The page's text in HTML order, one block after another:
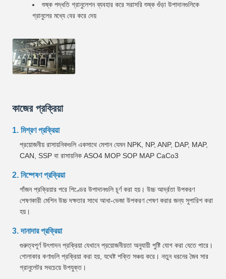
শুষ্ক পদ্ধতি গ্রানুলেশন ব্যবহার করে সরাসরি শুষ্ক গুঁড়া উপাদানগুলিকে
গ্রানুলের মধ্যে বের করে দেয়
কাজের প্রক্রিয়া
1. মিশ্রণ প্রক্রিয়া
প্রয়োজনীয় রাসায়নিকগুলি একসাথে মেশান যেমন NPK, NP, ANP, DAP, MAP,
CAN, SSP বা রাসায়নিক ASO4 MOP SOP MAP CaCo3
2. নিষ্পেষণ প্রক্রিয়া
গাঁজন প্রক্রিয়ার পরে পিণ্ডের উপাদানগুলি চূর্ণ করা হয়। উচ্চ আর্দ্রতা উপকরণ
পেষণকারী মেশিন উচ্চ দক্ষতার সাথে আধা-ভেজা উপকরণ পেষণ করার জন্য সুপারিশ করা
হয়।
3. দানাদার প্রক্রিয়া
গুরুত্বপূর্ণ উৎপাদন প্রক্রিয়া যেখানে প্রয়োজনীয়তা অনুযায়ী পুষ্টি যোগ করা যেতে পারে।
গোলাকার কণাগুলি প্রক্রিয়া করা হয়, যথেষ্ট শক্তি সঞ্চয় করে। নতুন ধরনের জৈব সার
গ্রানুলেটর সবচেয়ে উপযুক্ত।